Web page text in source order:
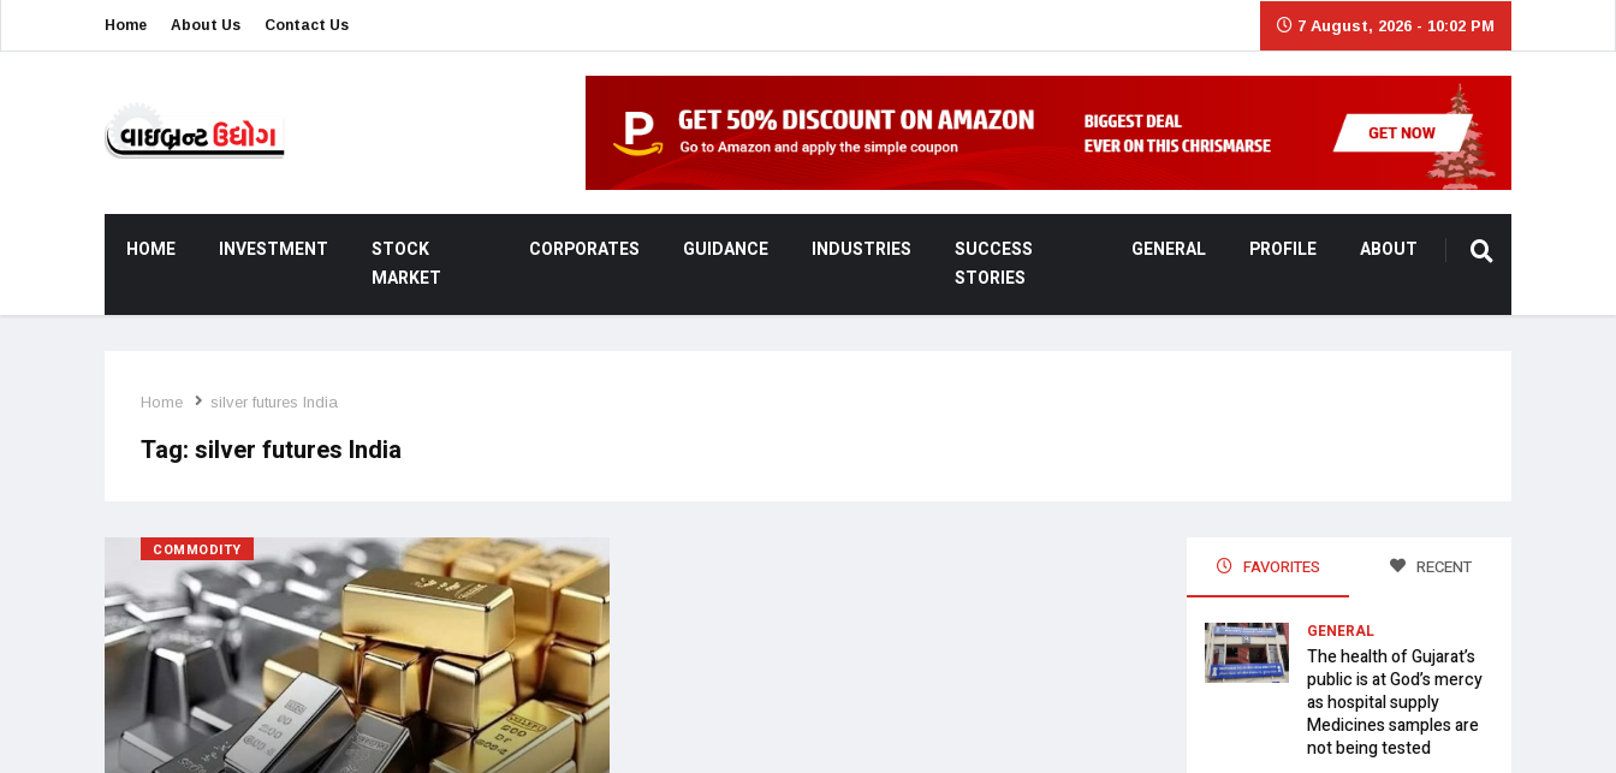
Home About Us Contact Us 7 August, 2026 - 10:02 PM
HOME INVESTMENT
STOCK
MARKET
CORPORATES GUIDANCE INDUSTRIES
SUCCESS
STORIES
GENERAL PROFILE ABOUT
Home silver futures India
Tag: silver futures India
COMMODITY
FAVORITES RECENT
GENERAL
The health of Gujarat’s
public is at God’s mercy
as hospital supply
Medicines samples are
not being tested